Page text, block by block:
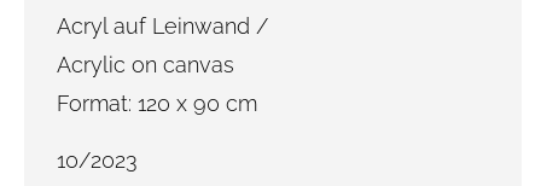
Acryl auf Leinwand /
Acrylic on canvas
Format: 120 x 90 cm
10/2023